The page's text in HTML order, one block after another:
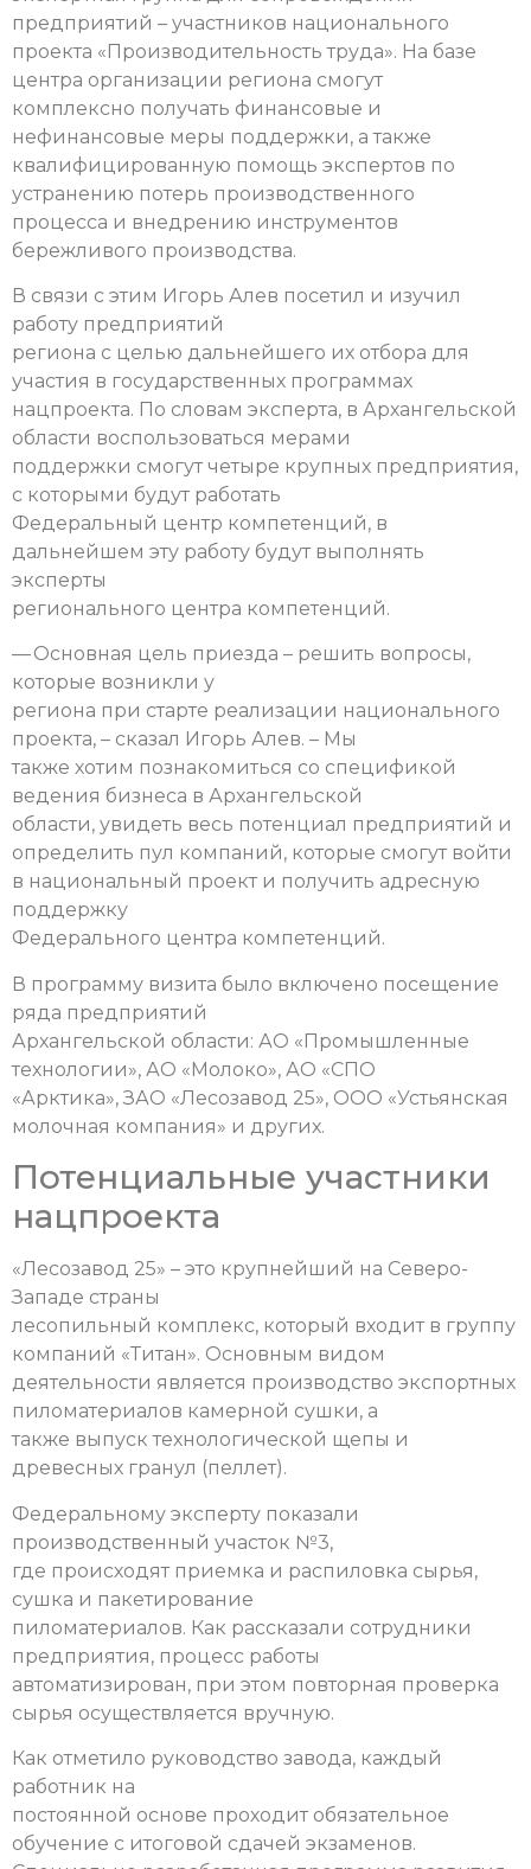
предприятий – участников национального
проекта «Производительность труда». На базе
центра организации региона смогут
комплексно получать финансовые и
нефинансовые меры поддержки, а также
квалифицированную помощь экспертов по
устранению потерь производственного
процесса и внедрению инструментов
бережливого производства.
В связи с этим Игорь Алев посетил и изучил
работу предприятий
региона с целью дальнейшего их отбора для
участия в государственных программах
нацпроекта. По словам эксперта, в Архангельской
области воспользоваться мерами
поддержки смогут четыре крупных предприятия,
с которыми будут работать
Федеральный центр компетенций, в
дальнейшем эту работу будут выполнять
эксперты
регионального центра компетенций.
— Основная цель приезда – решить вопросы,
которые возникли у
региона при старте реализации национального
проекта, – сказал Игорь Алев. – Мы
также хотим познакомиться со спецификой
ведения бизнеса в Архангельской
области, увидеть весь потенциал предприятий и
определить пул компаний, которые смогут войти
в национальный проект и получить адресную
поддержку
Федерального центра компетенций.
В программу визита было включено посещение
ряда предприятий
Архангельской области: АО «Промышленные
технологии», АО «Молоко», АО «СПО
«Арктика», ЗАО «Лесозавод 25», ООО «Устьянская
молочная компания» и других.
Потенциальные участники
нацпроекта
«Лесозавод 25» – это крупнейший на Северо-
Западе страны
лесопильный комплекс, который входит в группу
компаний «Титан». Основным видом
деятельности является производство экспортных
пиломатериалов камерной сушки, а
также выпуск технологической щепы и
древесных гранул (пеллет).
Федеральному эксперту показали
производственный участок №3,
где происходят приемка и распиловка сырья,
сушка и пакетирование
пиломатериалов. Как рассказали сотрудники
предприятия, процесс работы
автоматизирован, при этом повторная проверка
сырья осуществляется вручную.
Как отметило руководство завода, каждый
работник на
постоянной основе проходит обязательное
обучение с итоговой сдачей экзаменов.